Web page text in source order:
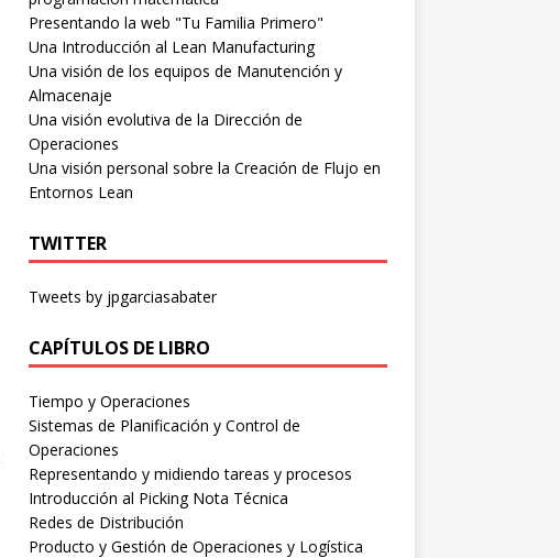
Presentando la web "Tu Familia Primero"
Una Introducción al Lean Manufacturing
Una visión de los equipos de Manutención y
Almacenaje
Una visión evolutiva de la Dirección de
Operaciones
Una visión personal sobre la Creación de Flujo en
Entornos Lean
TWITTER
Tweets by jpgarciasabater
CAPÍTULOS DE LIBRO
Tiempo y Operaciones
Sistemas de Planificación y Control de
Operaciones
Representando y midiendo tareas y procesos
Introducción al Picking Nota Técnica
Redes de Distribución
Producto y Gestión de Operaciones y Logística